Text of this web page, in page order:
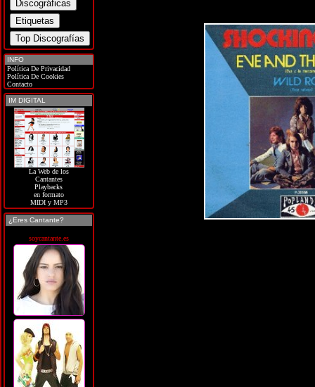
INFO
Política De Privacidad
Política De Cookies
Contacto
IM DIGITAL
La Web de los
Cantantes
Playbacks
en formato
MIDI y MP3
¿Eres Cantante?
soycantante.es